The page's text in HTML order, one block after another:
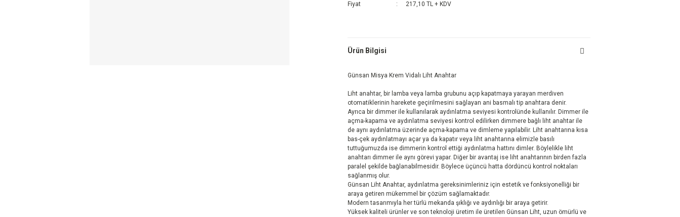
Fiyat
217,10 TL + KDV
Ürün Bilgisi
Günsan Misya Krem Vidalı Liht Anahtar
Liht anahtar, bir lamba veya lamba grubunu açıp kapatmaya yarayan merdiven
otomatiklerinin harekete geçirilmesini sağlayan ani basmalı tip anahtara denir.
Ayrıca bir dimmer ile kullanılarak aydınlatma seviyesi kontrolünde kullanılır. Dimmer ile
açma-kapama ve aydınlatma seviyesi kontrol edilirken dimmere bağlı liht anahtar ile
de aynı aydınlatma üzerinde açma-kapama ve dimleme yapılabilir. Liht anahtarına kısa
bas-çek aydınlatmayı açar ya da kapatır veya liht anahtarına elimizle basılı
tuttuğumuzda ise dimmerin kontrol ettiği aydınlatma hattını dimler. Böylelikle liht
anahtarı dimmer ile aynı görevi yapar. Diğer bir avantaj ise liht anahtarının birden fazla
paralel şekilde bağlanabilmesidir. Böylece üçüncü hatta dördüncü kontrol noktaları
sağlanmış olur.
Günsan Liht Anahtar, aydınlatma gereksinimleriniz için estetik ve fonksiyonelliği bir
araya getiren mükemmel bir çözüm sağlamaktadır.
Modern tasarımıyla her türlü mekanda şıklığı ve aydınlığı bir araya getirir.
Yüksek kaliteli ürünler ve son teknoloji üretim ile üretilen Günsan Liht, uzun ömürlü ve